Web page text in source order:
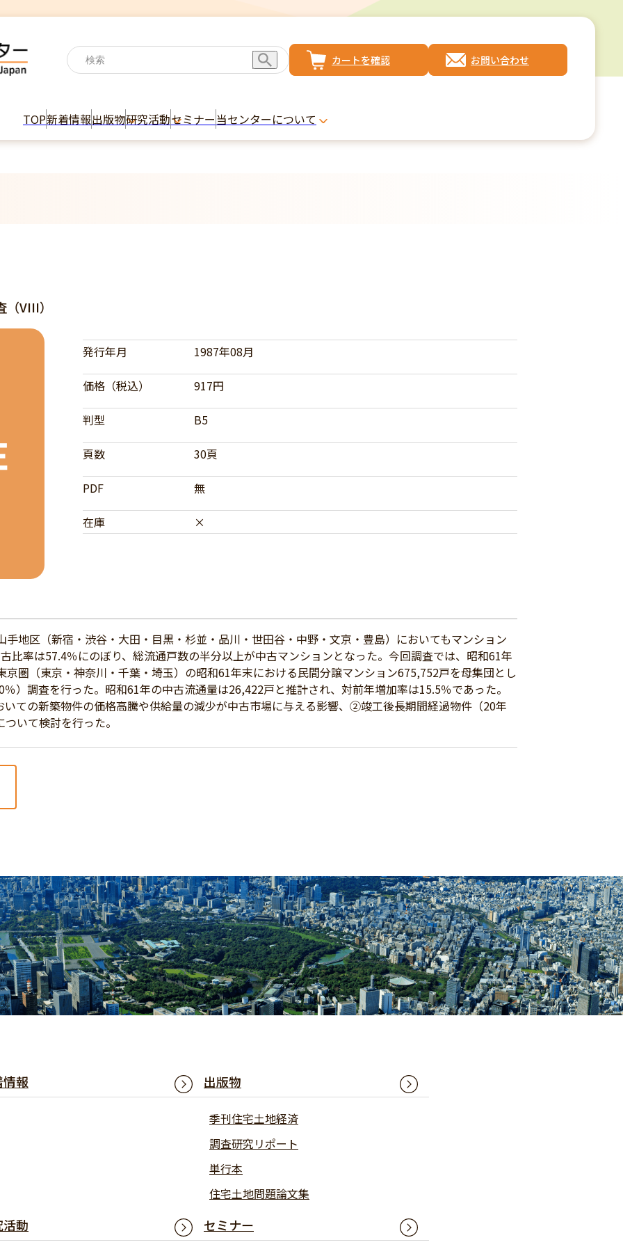
カートを確認 お問い合わせ
TOP新着情報出版物研究活動セミナー当センターについて
VIII）
発行年月 1987年08月
価格（税込） 917円
判型 B5
頁数 30頁
PDF 無
在庫 ×
地区（新宿・渋谷・大田・目黒・杉並・品川・世田谷・中野・文京・豊島）においてもマンション
比率は57.4％にのぼり、総流通戸数の半分以上が中古マンションとなった。今回調査では、昭和61年
圏（東京・神奈川・千葉・埼玉）の昭和61年末における民間分譲マンション675,752戸を母集団とし
）調査を行った。昭和61年の中古流通量は26,422戸と推計され、対前年増加率は15.5％であった。
ての新築物件の価格高騰や供給量の減少が中古市場に与える影響、②竣工後長期間経過物件（20年
いて検討を行った。
報 出版物
季刊住宅土地経済
調査研究リポート
単行本
住宅土地問題論文集
動 セミナー